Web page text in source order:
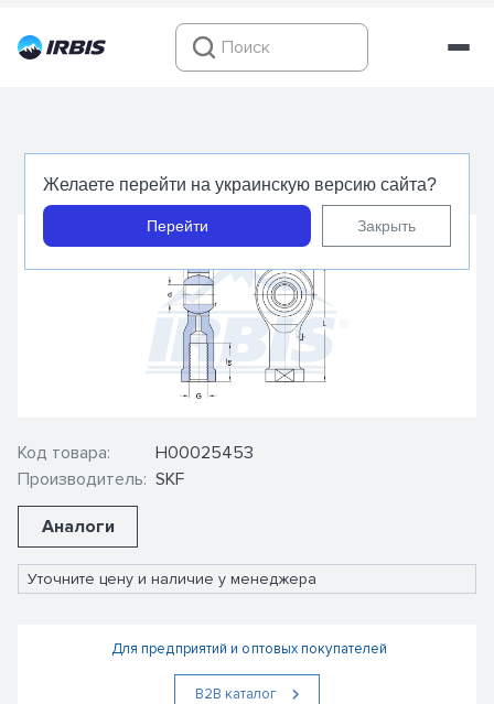
Желаете перейти на украинскую версию сайта?
Перейти Закрыть
SILKAC 14 M (SKF) Шарнирная головка
Код товара:
Производитель:
Н00025453
SKF
Аналоги
Уточните цену и наличие у менеджера
Для предприятий и оптовых покупателей
В2В каталог